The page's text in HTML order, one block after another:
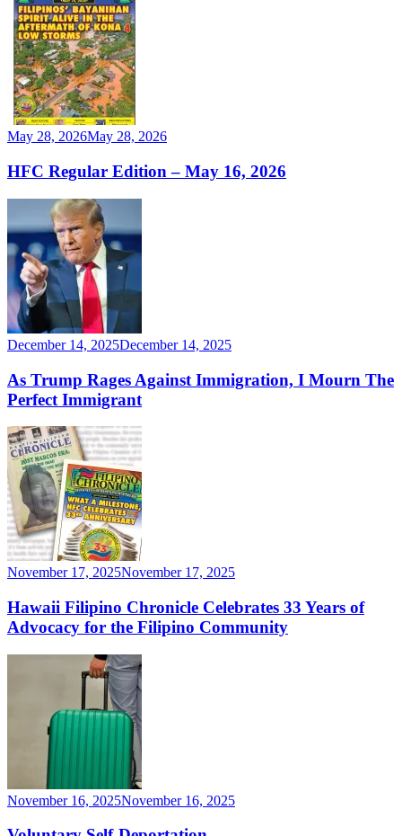
May 28, 2026May 28, 2026
HFC Regular Edition – May 16, 2026
December 14, 2025December 14, 2025
As Trump Rages Against Immigration, I Mourn The
Perfect Immigrant
November 17, 2025November 17, 2025
Hawaii Filipino Chronicle Celebrates 33 Years of
Advocacy for the Filipino Community
November 16, 2025November 16, 2025